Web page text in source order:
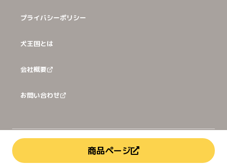
商品ページ
プライバシーポリシー
犬王国とは
会社概要
お問い合わせ
2026犬猫王国株式会社